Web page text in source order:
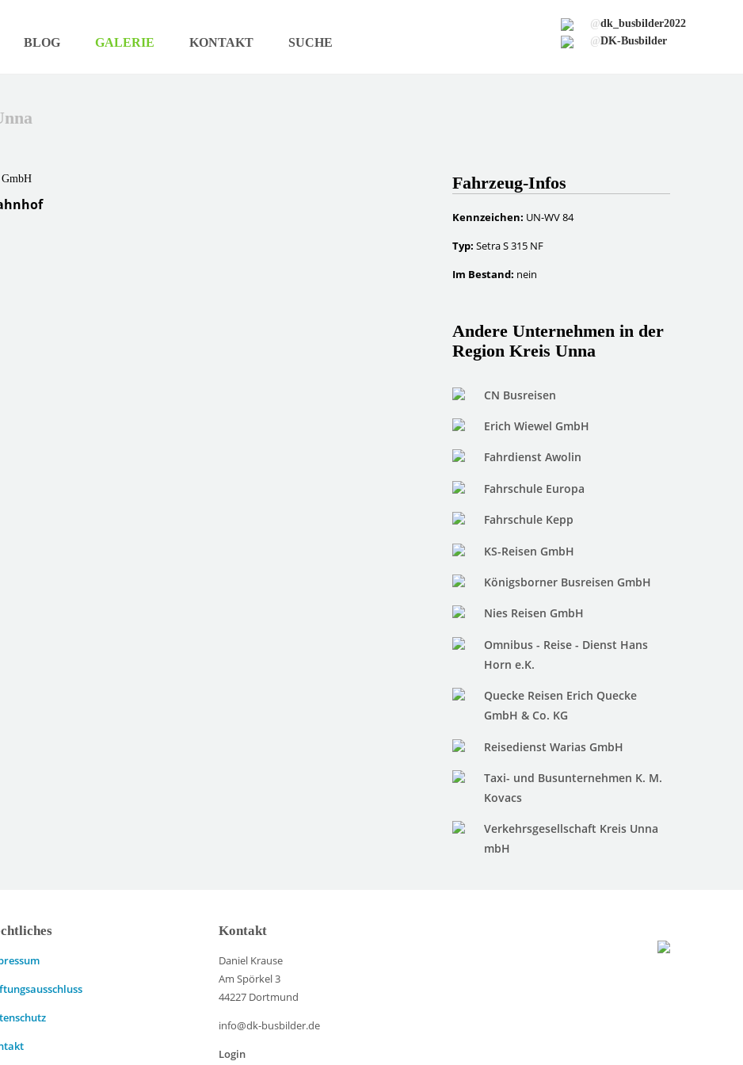
BLOG GALERIE KONTAKT SUCHE
@dk_busbilder2022
@DK-Busbilder
Fahrzeug-Infos
Kennzeichen: UN-WV 84
Typ: Setra S 315 NF
Im Bestand: nein
Andere Unternehmen in der
Region Kreis Unna
CN Busreisen
Erich Wiewel GmbH
Fahrdienst Awolin
Fahrschule Europa
Fahrschule Kepp
KS-Reisen GmbH
Königsborner Busreisen GmbH
Nies Reisen GmbH
Omnibus - Reise - Dienst Hans
Horn e.K.
Quecke Reisen Erich Quecke
GmbH & Co. KG
Reisedienst Warias GmbH
Taxi- und Busunternehmen K. M.
Kovacs
Verkehrsgesellschaft Kreis Unna
mbH
Kontakt
Daniel Krause
Am Spörkel 3
44227 Dortmund
info@dk-busbilder.de
Login